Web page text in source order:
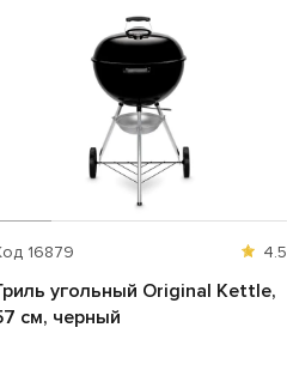
16879 4.5
угольный Original Kettle,
см, черный